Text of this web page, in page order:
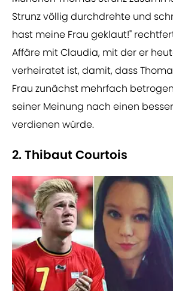
Strunz völlig durchdrehte und
hast meine Frau geklaut!"
Affäre mit Claudia, mit der er
verheiratet ist, damit, dass
Frau zunächst mehrfach
seiner Meinung nach einen
verdienen würde.
2. Thibaut Courtois